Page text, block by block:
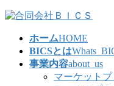
コ
ナ
ホームHOME
BICSとは
事業内容about_us
マーケット